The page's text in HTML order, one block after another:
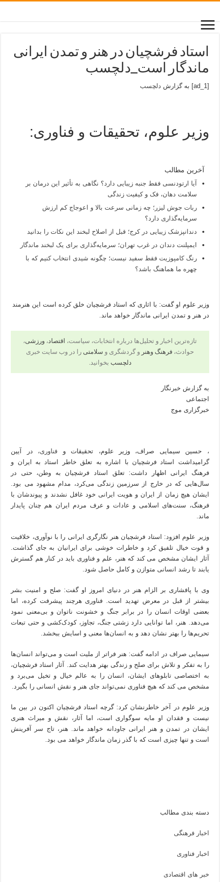
استاد فرشچیان در هنر و تمدن ایرانی
ماندگار است_دلچسب
[ad_1] به گزارش دلچسب
وزیر علوم، تحقیقات و فناوری:
آخرین مطالب
آیا ارتودنسی فقط جنبه زیبایی دارد؟ نگاهی به تأثیر این درمان بر
سلامت دهان، فک و کیفیت زندگی
ربات جوش لیزر؛ چه زمانی سرعت بالا و اعوجاج کم ارزش
سرمایه‌گذاری دارد؟
دندانپزشک زیبایی در کرج؛ قبل از اصلاح لبخند این نکات را بدانید
ایمپلنت دندان در غرب تهران؛ سرمایه‌گذاری برای یک لبخند ماندگار
رنگ کامپوزیت فقط سفید نیست؛ چگونه شیدی انتخاب کنیم که با
چهره ما هماهنگ باشد؟
وزیر علوم او گفت: با اثاری که استاد فرشچیان خلق کرده است این هنرمند
در هنر و تمدن ایرانی ماندگار خواهد ماند.
تازه‌ترین اخبار و تحلیل‌ها درباره انتخابات، سیاست، اقتصاد، ورزشی،
حوادث، فرهنگ وهنر و گردشگری و سلامتی را در وب سایت خبری
دلچسب بخوانید.
به گزارش خبرنگار
اجتماعی
خبرگزاری موج
، حسین سیمایی صراف، وزیر علوم، تحقیقات و فناوری، در آیین
گرامیداشت استاد فرشچیان با اشاره به تعلق خاطر استاد به ایران و
فرهنگ ایرانی اظهار داشت: تعلق استاد فرشچیان به وطن، حتی در
سال‌هایی که در خارج از سرزمین زندگی می‌کرد، مدام مشهود می بود.
ایشان هیچ زمان از ایران و هویت ایرانی خود غافل نشدند و پیوندشان با
فرهنگ، سنت‌های اسلامی و عادات و عرف مردم ایران هم چنان پایدار
ماند.
وزیر علوم افزود: استاد فرشچیان هنر نگارگری ایرانی را با نوآوری، خلاقیت
و قوت خیال تلفیق کرد و خاطرات خوشی برای ایرانیان به جای گذاشت.
آثار ایشان مشخص می کند که هنر، علم و فناوری باید در کنار هم گسترش
یابند تا رشد انسانی متوازن و کامل حاصل شود.
وی با پافشاری بر الزام هنر در دنیای امروز او گفت: صلح و امنیت بشر
بیشتر از قبل در معرض تهدید است. فناوری هرچند پیشرفت کرده، اما
بعضی اوقات انسان را در برابر جنگ و خشونت ناتوان و بی‌معنی نمود
می‌دهد. هنر، اما توانایی دارد زشتی جنگ، تجاوز، کودک‌کشی و حتی تبعات
تحریم‌ها را بهتر نشان دهد و به انسان‌ها معنی و اسایش ببخشد.
سیمایی صراف در ادامه گفت: هنر فراتر از ملیت است و می‌تواند انسان‌ها
را به تفکر و تلاش برای صلح و زندگی بهتر هدایت کند. آثار استاد فرشچیان،
به اختصاصی تابلوهای ایشان، انسان را به عالم خیال و تخیل می‌برد و
مشخص می کند که هیچ فناوری نمی‌تواند جای هنر و نقش انسانی را بگیرد.
وزیر علوم در آخر خاطرنشان کرد: گرچه استاد فرشچیان اکنون در بین ما
نیست و فقدان او مایه سوگواری است، اما آثار، نقش و میراث هنری
ایشان در تمدن و هنر ایرانی جاودانه خواهد ماند. هنر، تاج سر آفرینش
است و تنها چیزی است که با گذر زمان ماندگار خواهد می بود.
دسته بندی مطالب
اخبار فرهنگی
اخبار فناوری
خبر های اقتصادی